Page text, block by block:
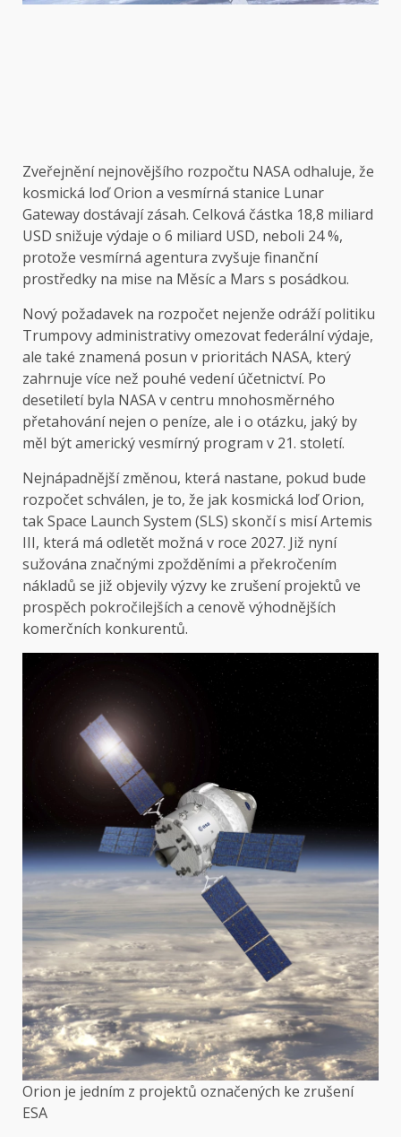
Zveřejnění nejnovějšího rozpočtu NASA odhaluje, že
kosmická loď Orion a vesmírná stanice Lunar
Gateway dostávají zásah. Celková částka 18,8 miliard
USD snižuje výdaje o 6 miliard USD, neboli 24 %,
protože vesmírná agentura zvyšuje finanční
prostředky na mise na Měsíc a Mars s posádkou.
Nový požadavek na rozpočet nejenže odráží politiku
Trumpovy administrativy omezovat federální výdaje,
ale také znamená posun v prioritách NASA, který
zahrnuje více než pouhé vedení účetnictví. Po
desetiletí byla NASA v centru mnohosměrného
přetahování nejen o peníze, ale i o otázku, jaký by
měl být americký vesmírný program v 21. století.
Nejnápadnější změnou, která nastane, pokud bude
rozpočet schválen, je to, že jak kosmická loď Orion,
tak Space Launch System (SLS) skončí s misí Artemis
III, která má odletět možná v roce 2027. Již nyní
sužována značnými zpožděními a překročením
nákladů se již objevily výzvy ke zrušení projektů ve
prospěch pokročilejších a cenově výhodnějších
komerčních konkurentů.
Orion je jedním z projektů označených ke zrušení
ESA